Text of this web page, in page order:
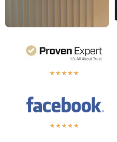
★★★★★
★★★★★